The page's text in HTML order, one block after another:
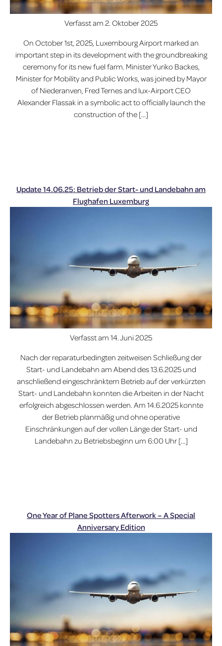
Verfasst am 2. Oktober 2025
On October 1st, 2025, Luxembourg Airport marked an
important step in its development with the groundbreaking
ceremony for its new fuel farm. Minister Yuriko Backes,
Minister for Mobility and Public Works, was joined by Mayor
of Niederanven, Fred Ternes and lux-Airport CEO
Alexander Flassak in a symbolic act to officially launch the
construction of the […]
Update 14.06.25: Betrieb der Start- und Landebahn am
Flughafen Luxemburg
Verfasst am 14. Juni 2025
Nach der reparaturbedingten zeitweisen Schließung der
Start- und Landebahn am Abend des 13.6.2025 und
anschließend eingeschränktem Betrieb auf der verkürzten
Start- und Landebahn konnten die Arbeiten in der Nacht
erfolgreich abgeschlossen werden. Am 14.6.2025 konnte
der Betrieb planmäßig und ohne operative
Einschränkungen auf der vollen Länge der Start- und
Landebahn zu Betriebsbeginn um 6:00 Uhr […]
One Year of Plane Spotters Afterwork – A Special
Anniversary Edition